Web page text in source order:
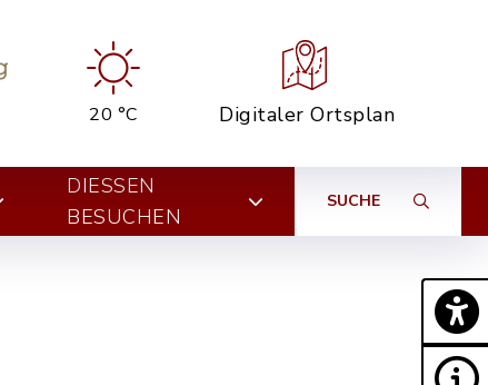
20 °C Digitaler Ortsplan
DIESSEN B
ESUCHEN
SUCHE